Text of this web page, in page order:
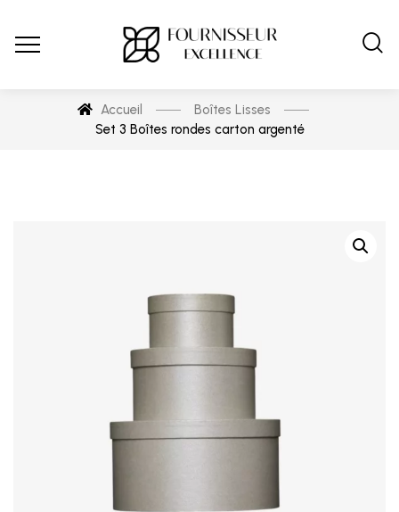
Accueil
Boîtes Lisses
Set 3 Boîtes rondes carton argenté